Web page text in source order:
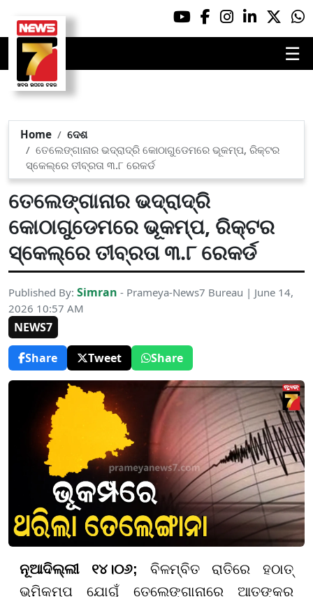
☰
Home
ଦେଶ
ତେଲେଙ୍ଗାନାର ଭଦ୍ରାଦ୍ରି କୋଠାଗୁଡେମରେ ଭୂକମ୍ପ, ରିକ୍ଟର
ସ୍କେଲ୍‌ରେ ତୀବ୍ରତା ୩.୮ ରେକର୍ଡ
ତେଲେଙ୍ଗାନାର ଭଦ୍ରାଦ୍ରି
କୋଠାଗୁଡେମରେ ଭୂକମ୍ପ, ରିକ୍ଟର
ସ୍କେଲ୍‌ରେ ତୀବ୍ରତା ୩.୮ ରେକର୍ଡ
Published By: Simran - Prameya-News7 Bureau | June 14,
2026 10:57 AM
NEWS7
Share
Tweet Share
ନୂଆଦିଲ୍ଲୀ ୧୪।୦୬; ବିଳମ୍ବିତ ରାତିରେ ହଠାତ୍
ଭୂମିକମ୍ପ ଯୋଗୁଁ ତେଲେଙ୍ଗାନାରେ ଆତଙ୍କର